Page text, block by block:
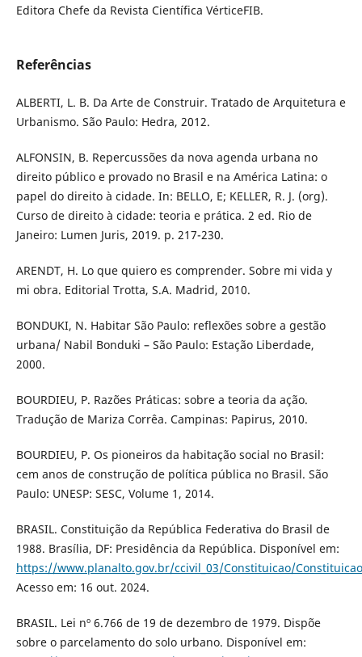
Editora Chefe da Revista Científica VérticeFIB.
Referências
ALBERTI, L. B. Da Arte de Construir. Tratado de Arquitetura e
Urbanismo. São Paulo: Hedra, 2012.
ALFONSIN, B. Repercussões da nova agenda urbana no
direito público e provado no Brasil e na América Latina: o
papel do direito à cidade. In: BELLO, E; KELLER, R. J. (org).
Curso de direito à cidade: teoria e prática. 2 ed. Rio de
Janeiro: Lumen Juris, 2019. p. 217-230.
ARENDT, H. Lo que quiero es comprender. Sobre mi vida y
mi obra. Editorial Trotta, S.A. Madrid, 2010.
BONDUKI, N. Habitar São Paulo: reflexões sobre a gestão
urbana/ Nabil Bonduki – São Paulo: Estação Liberdade,
2000.
BOURDIEU, P. Razões Práticas: sobre a teoria da ação.
Tradução de Mariza Corrêa. Campinas: Papirus, 2010.
BOURDIEU, P. Os pioneiros da habitação social no Brasil:
cem anos de construção de política pública no Brasil. São
Paulo: UNESP: SESC, Volume 1, 2014.
BRASIL. Constituição da República Federativa do Brasil de
1988. Brasília, DF: Presidência da República. Disponível em:
https://www.planalto.gov.br/ccivil_03/Constituicao/
Acesso em: 16 out. 2024.
BRASIL. Lei nº 6.766 de 19 de dezembro de 1979. Dispõe
sobre o parcelamento do solo urbano. Disponível em: